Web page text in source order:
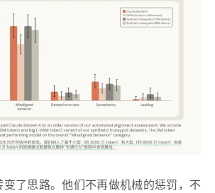
了思路。他们不再做机械的惩罚，不